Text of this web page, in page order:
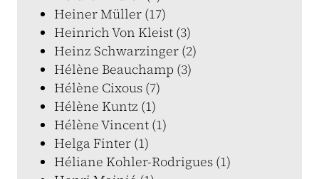
Heiner Müller (17)
Heinrich Von Kleist (3)
Heinz Schwarzinger (2)
Hélène Beauchamp (3)
Hélène Cixous (7)
Hélène Kuntz (1)
Hélène Vincent (1)
Helga Finter (1)
Héliane Kohler-Rodrigues (1)